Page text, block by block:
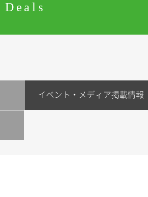
Deals
イベント・メディア掲載情報